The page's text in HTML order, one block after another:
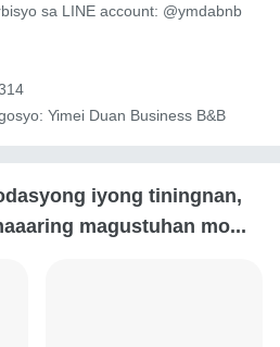
sa LINE account: @ymdabnb
Yimei Duan Business B&B
iyong tiningnan,
magustuhan mo...